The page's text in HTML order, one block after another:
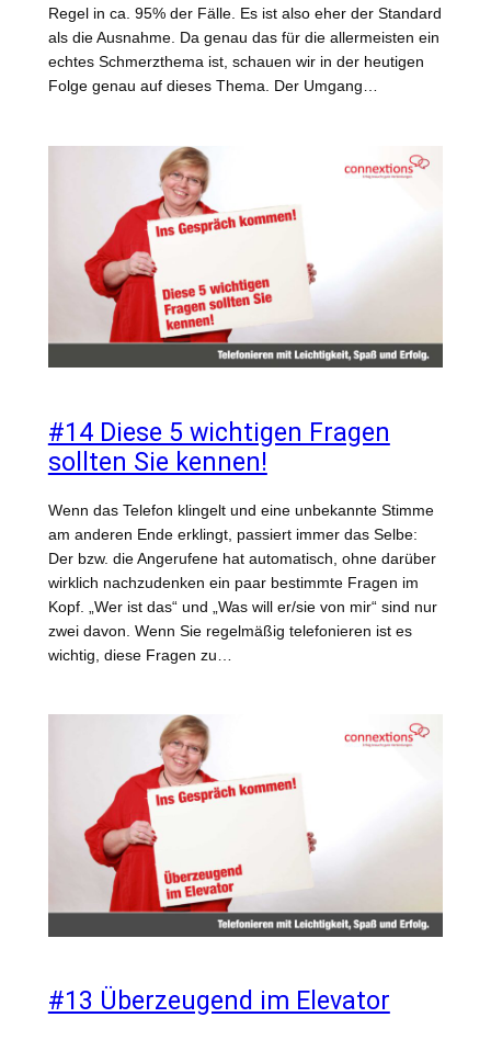
Regel in ca. 95% der Fälle. Es ist also eher der Standard
als die Ausnahme. Da genau das für die allermeisten ein
echtes Schmerzthema ist, schauen wir in der heutigen
Folge genau auf dieses Thema. Der Umgang…
#14 Diese 5 wichtigen Fragen
sollten Sie kennen!
Wenn das Telefon klingelt und eine unbekannte Stimme
am anderen Ende erklingt, passiert immer das Selbe:
Der bzw. die Angerufene hat automatisch, ohne darüber
wirklich nachzudenken ein paar bestimmte Fragen im
Kopf. „Wer ist das“ und „Was will er/sie von mir“ sind nur
zwei davon. Wenn Sie regelmäßig telefonieren ist es
wichtig, diese Fragen zu…
#13 Überzeugend im Elevator